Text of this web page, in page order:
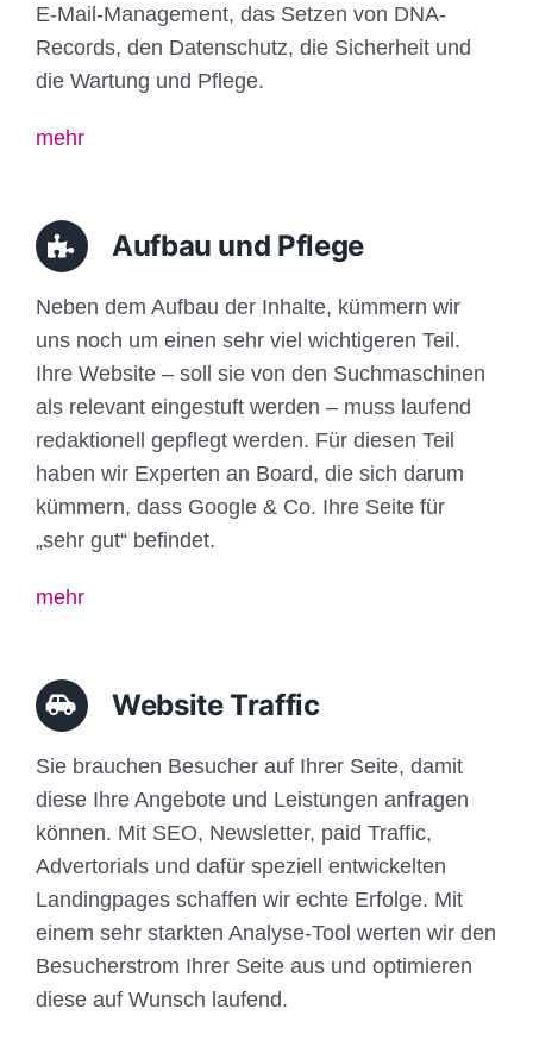
E-Mail-Management, das Setzen von DNA-
Records, den Datenschutz, die Sicherheit und
die Wartung und Pflege.
mehr
Aufbau und Pflege
Neben dem Aufbau der Inhalte, kümmern wir
uns noch um einen sehr viel wichtigeren Teil.
Ihre Website – soll sie von den Suchmaschinen
als relevant eingestuft werden – muss laufend
redaktionell gepflegt werden. Für diesen Teil
haben wir Experten an Board, die sich darum
kümmern, dass Google & Co. Ihre Seite für
„sehr gut“ befindet.
mehr
Website Traffic
Sie brauchen Besucher auf Ihrer Seite, damit
diese Ihre Angebote und Leistungen anfragen
können. Mit SEO, Newsletter, paid Traffic,
Advertorials und dafür speziell entwickelten
Landingpages schaffen wir echte Erfolge. Mit
einem sehr starkten Analyse-Tool werten wir den
Besucherstrom Ihrer Seite aus und optimieren
diese auf Wunsch laufend.